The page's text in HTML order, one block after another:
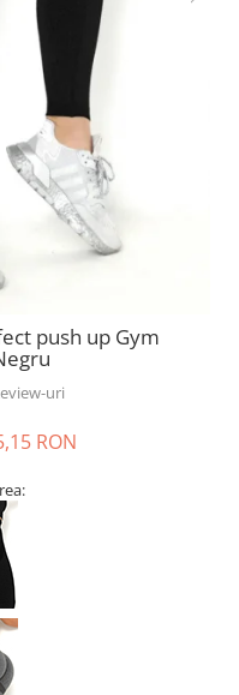
push up Gym
uri
RON